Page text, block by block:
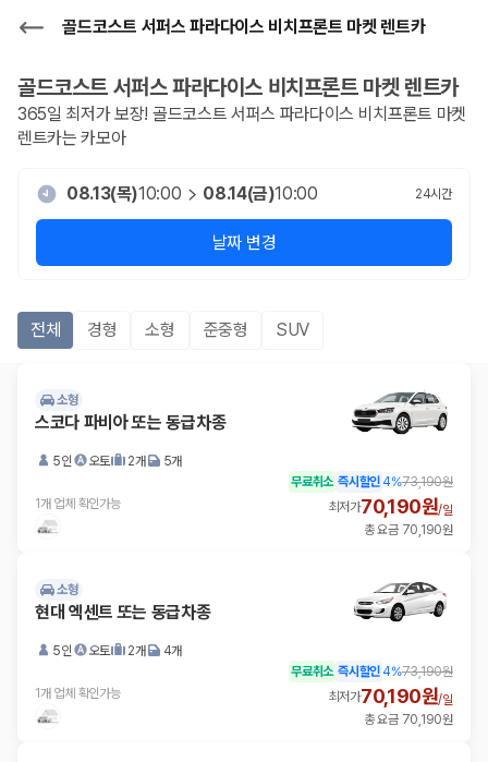
골드코스트 서퍼스 파라다이스 비치프론트 마켓 렌트카
골드코스트 서퍼스 파라다이스 비치프론트 마켓렌트카
365일 최저가 보장! 골드코스트 서퍼스 파라다이스 비치프론트 마켓
렌트카는 카모아
08.13(목)10:00 08.14(금)10:00 24시간
날짜 변경
전체 경형 소형 준중형 SUV
소형
스코다 파비아 또는 동급차종
5인 오토 2개 5개
1개 업체 확인가능
무료취소 즉시할인 4%73,190원
최저가70,190원/일
총 요금 70,190원
소형
현대 엑센트 또는 동급차종
5인 오토 2개 4개
1개 업체 확인가능
무료취소 즉시할인 4%73,190원
최저가70,190원/일
총 요금 70,190원